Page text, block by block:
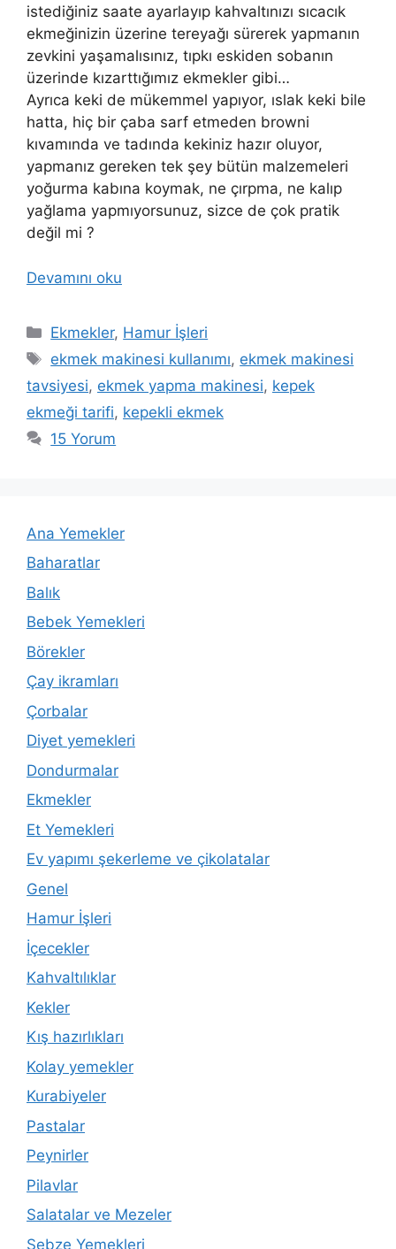
istediğiniz saate ayarlayıp kahvaltınızı sıcacık
ekmeğinizin üzerine tereyağı sürerek yapmanın
zevkini yaşamalısınız, tıpkı eskiden sobanın
üzerinde kızarttığımız ekmekler gibi…
Ayrıca keki de mükemmel yapıyor, ıslak keki bile
hatta, hiç bir çaba sarf etmeden browni
kıvamında ve tadında kekiniz hazır oluyor,
yapmanız gereken tek şey bütün malzemeleri
yoğurma kabına koymak, ne çırpma, ne kalıp
yağlama yapmıyorsunuz, sizce de çok pratik
değil mi ?
Devamını oku
Kategoriler
Ekmekler, Hamur İşleri
Etiketler
ekmek makinesi kullanımı, ekmek makinesi
tavsiyesi, ekmek yapma makinesi, kepek
ekmeği tarifi, kepekli ekmek
15 Yorum
Ana Yemekler
Baharatlar
Balık
Bebek Yemekleri
Börekler
Çay ikramları
Çorbalar
Diyet yemekleri
Dondurmalar
Ekmekler
Et Yemekleri
Ev yapımı şekerleme ve çikolatalar
Genel
Hamur İşleri
İçecekler
Kahvaltılıklar
Kekler
Kış hazırlıkları
Kolay yemekler
Kurabiyeler
Pastalar
Peynirler
Pilavlar
Salatalar ve Mezeler
Sebze Yemekleri